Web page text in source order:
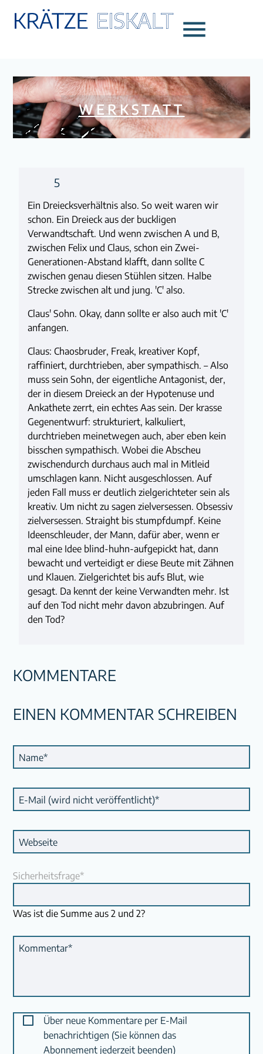
menu
WERKSTATT
5
Ein Dreiecksverhältnis also. So weit waren wir
schon. Ein Dreieck aus der buckligen
Verwandtschaft. Und wenn zwischen A und B,
zwischen Felix und Claus, schon ein Zwei-
Generationen-Abstand klafft, dann sollte C
zwischen genau diesen Stühlen sitzen. Halbe
Strecke zwischen alt und jung. 'C' also.
Claus' Sohn. Okay, dann sollte er also auch mit 'C'
anfangen.
Claus: Chaosbruder, Freak, kreativer Kopf,
raffiniert, durchtrieben, aber sympathisch. – Also
muss sein Sohn, der eigentliche Antagonist, der,
der in diesem Dreieck an der Hypotenuse und
Ankathete zerrt, ein echtes Aas sein. Der krasse
Gegenentwurf: strukturiert, kalkuliert,
durchtrieben meinetwegen auch, aber eben kein
bisschen sympathisch. Wobei die Abscheu
zwischendurch durchaus auch mal in Mitleid
umschlagen kann. Nicht ausgeschlossen. Auf
jeden Fall muss er deutlich zielgerichteter sein als
kreativ. Um nicht zu sagen zielversessen. Obsessiv
zielversessen. Straight bis stumpfdumpf. Keine
Ideenschleuder, der Mann, dafür aber, wenn er
mal eine Idee blind-huhn-aufgepickt hat, dann
bewacht und verteidigt er diese Beute mit Zähnen
und Klauen. Zielgerichtet bis aufs Blut, wie
gesagt. Da kennt der keine Verwandten mehr. Ist
auf den Tod nicht mehr davon abzubringen. Auf
den Tod?
KOMMENTARE
EINEN KOMMENTAR SCHREIBEN
Pflichtfeld
Name*
Pflichtfeld
E-Mail (wird nicht veröffentlicht)*
Webseite
Pflichtfeld
Sicherheitsfrage*
Was ist die Summe aus 2 und 2?
Pflichtfeld
Kommentar*
Über neue Kommentare per E-Mail
benachrichtigen (Sie können das
Abonnement jederzeit beenden)